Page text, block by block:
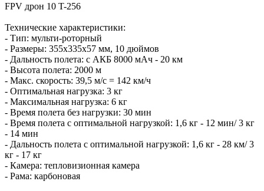
FPV дрон 10 T-256
Технические характеристики:
- Тип: мульти-роторный
- Размеры: 355x335x57 мм, 10 дюймов
- Дальность полета: с АКБ 8000 мАч - 20 км
- Высота полета: 2000 м
- Макс. скорость: 39,5 м/с = 142 км/ч
- Оптимальная нагрузка: 3 кг
- Максимальная нагрузка: 6 кг
- Время полета без нагрузки: 30 мин
- Время полета с оптимальной нагрузкой: 1,6 кг - 12 мин/ 3 кг
- 14 мин
- Дальность полета с оптимальной нагрузкой: 1,6 кг - 28 км/ 3
кг - 17 кг
- Камера: тепловизионная камера
- Рама: карбоновая